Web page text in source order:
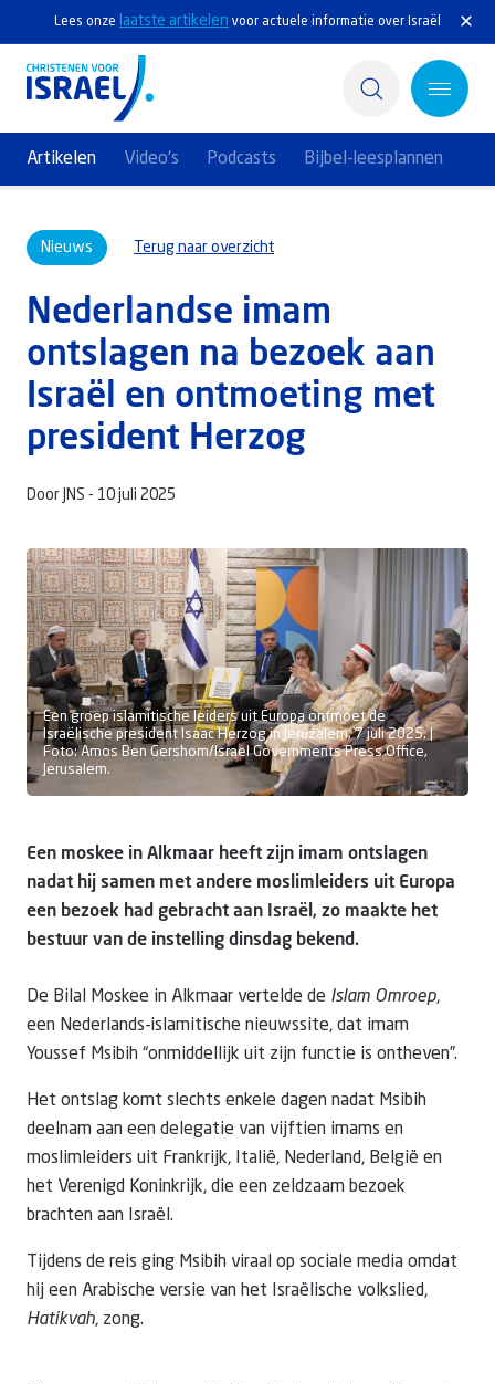
Lees onze laatste artikelen voor actuele informatie over Israël
Artikelen Video's Podcasts Bijbel-leesplannen
Actief
Ontdek
Steun Israël
Service & Contact
Doneer
Nieuws Terug naar overzicht
Nederlandse imam
ontslagen na bezoek aan
Israël en ontmoeting met
president Herzog
Door JNS - 10 juli 2025
Een groep islamitische leiders uit Europa ontmoet de
Israëlische president Isaac Herzog in Jeruzalem, 7 juli 2025. |
Foto: Amos Ben Gershom/Israel Governments Press Office,
Jerusalem.
Een moskee in Alkmaar heeft zijn imam ontslagen
nadat hij samen met andere moslimleiders uit Europa
een bezoek had gebracht aan Israël, zo maakte het
bestuur van de instelling dinsdag bekend.
De Bilal Moskee in Alkmaar vertelde de Islam Omroep,
een Nederlands-islamitische nieuwssite, dat imam
Youssef Msibih “onmiddellijk uit zijn functie is ontheven”.
Het ontslag komt slechts enkele dagen nadat Msibih
deelnam aan een delegatie van vijftien imams en
moslimleiders uit Frankrijk, Italië, Nederland, België en
het Verenigd Koninkrijk, die een zeldzaam bezoek
brachten aan Israël.
Tijdens de reis ging Msibih viraal op sociale media omdat
hij een Arabische versie van het Israëlische volkslied,
Hatikvah, zong.